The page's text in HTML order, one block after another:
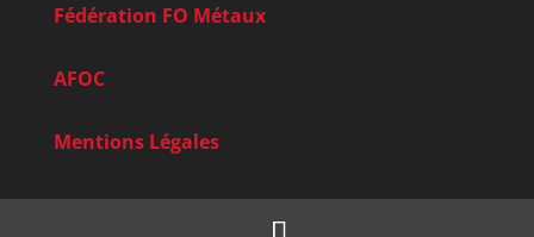
Fédération FO Métaux
AFOC
Mentions Légales